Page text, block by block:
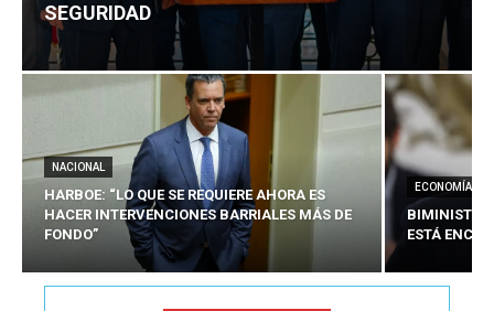
SEGURIDAD
NACIONAL
HARBOE: “LO QUE SE REQUIERE AHORA ES
HACER INTERVENCIONES BARRIALES MÁS DE
FONDO”
ECONOMÍA
BIMINISTRO
ESTÁ